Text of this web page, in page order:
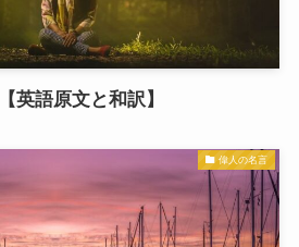
英語原文と和訳】
偉人の名言